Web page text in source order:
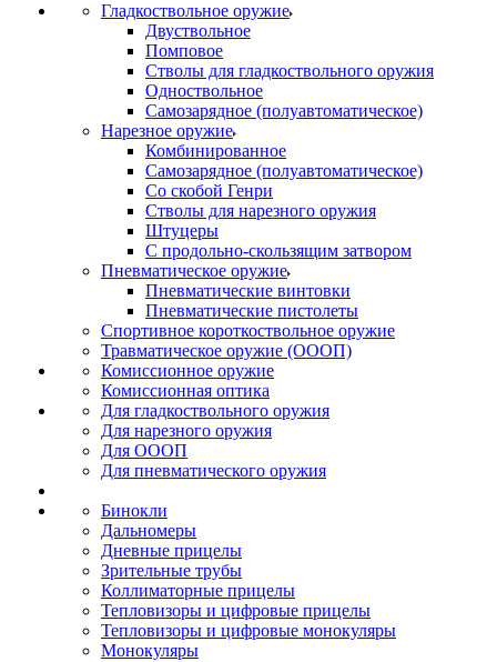
Гладкоствольное оружие
Двуствольное
Помповое
Стволы для гладкоствольного оружия
Одноствольное
Самозарядное (полуавтоматическое)
Нарезное оружие
Комбинированное
Самозарядное (полуавтоматическое)
Со скобой Генри
Стволы для нарезного оружия
Штуцеры
С продольно-скользящим затвором
Пневматическое оружие
Пневматические винтовки
Пневматические пистолеты
Спортивное короткоствольное оружие
Травматическое оружие (ОООП)
Комиссионное оружие
Комиссионная оптика
Для гладкоствольного оружия
Для нарезного оружия
Для ОООП
Для пневматического оружия
Бинокли
Дальномеры
Дневные прицелы
Зрительные трубы
Коллиматорные прицелы
Тепловизоры и цифровые прицелы
Тепловизоры и цифровые монокуляры
Монокуляры